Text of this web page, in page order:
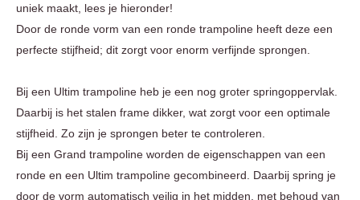
uniek maakt, lees je hieronder!
Door de ronde vorm van een ronde trampoline heeft deze een
perfecte stijfheid; dit zorgt voor enorm verfijnde sprongen.
Bij een Ultim trampoline heb je een nog groter springoppervlak.
Daarbij is het stalen frame dikker, wat zorgt voor een optimale
stijfheid. Zo zijn je sprongen beter te controleren.
Bij een Grand trampoline worden de eigenschappen van een
ronde en een Ultim trampoline gecombineerd. Daarbij spring je
door de vorm automatisch veilig in het midden, met behoud van